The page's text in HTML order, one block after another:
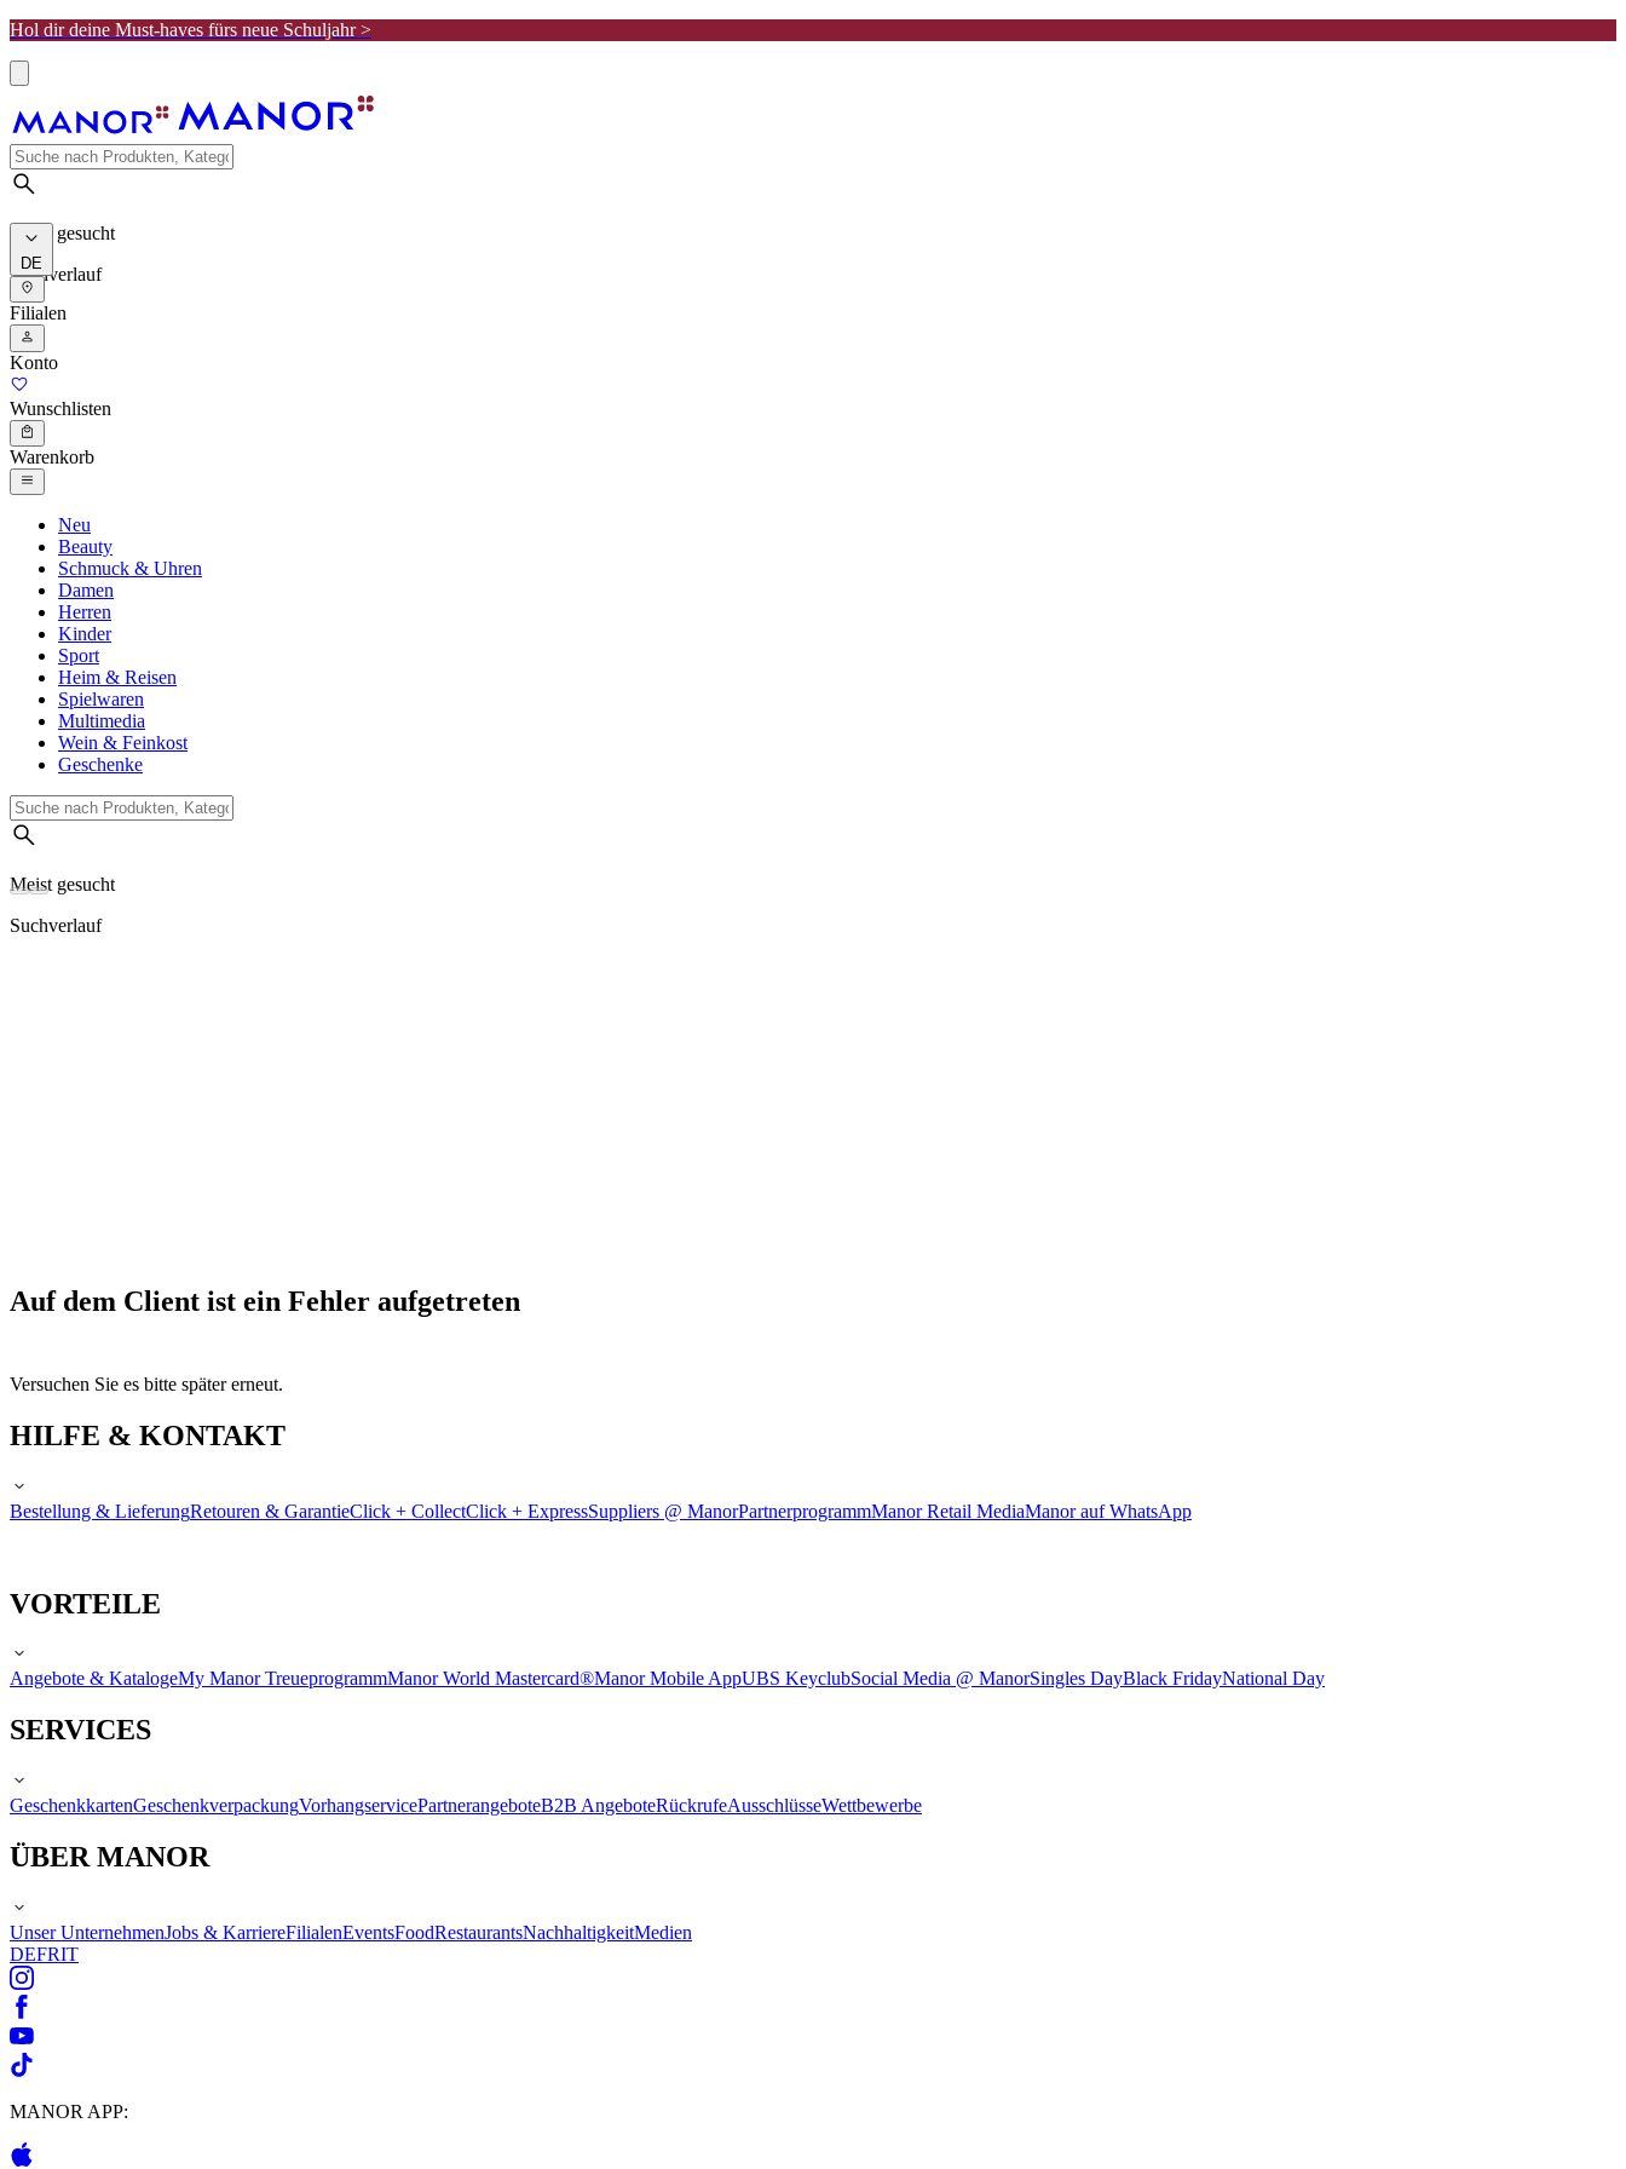
Hol dir deine Must-haves fürs neue Schuljahr >
Meist gesucht
Suchverlauf
DE
Filialen
Konto
Wunschlisten
Warenkorb
Neu
Beauty
Schmuck & Uhren
Damen
Herren
Kinder
Sport
Heim & Reisen
Spielwaren
Multimedia
Wein & Feinkost
Geschenke
Meist gesucht
Suchverlauf
Auf dem Client ist ein Fehler aufgetreten
Versuchen Sie es bitte später erneut.
HILFE & KONTAKT
Bestellung & LieferungRetouren & GarantieClick + CollectClick + ExpressSuppliers @ ManorPartnerprogrammManor Retail MediaManor auf WhatsApp
VORTEILE
Angebote & KatalogeMy Manor TreueprogrammManor World Mastercard®Manor Mobile AppUBS KeyclubSocial Media @ ManorSingles DayBlack FridayNational Day
SERVICES
GeschenkkartenGeschenkverpackungVorhangservicePartnerangeboteB2B AngeboteRückrufeAusschlüsseWettbewerbe
ÜBER MANOR
Unser UnternehmenJobs & KarriereFilialenEventsFoodRestaurantsNachhaltigkeitMedien
DEFRIT
MANOR APP: